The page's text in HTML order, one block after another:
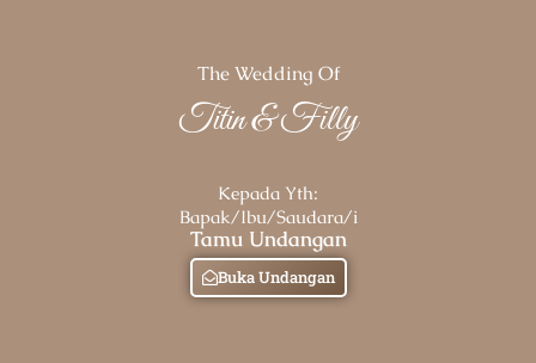
The Wedding Of
Titin & Filly
Kepada Yth:
Bapak/Ibu/Saudara/i
Tamu Undangan
Buka Undangan